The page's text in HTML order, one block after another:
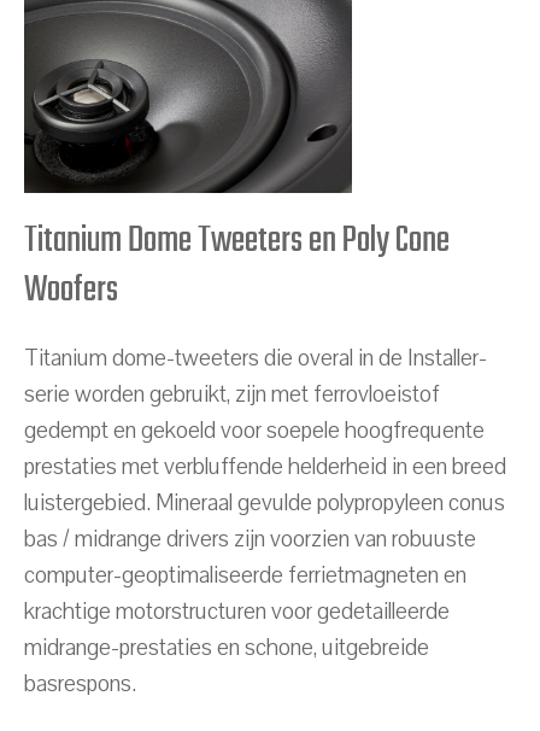
Titanium Dome Tweeters en Poly Cone
Woofers
Titanium dome-tweeters die overal in de Installer-
serie worden gebruikt, zijn met ferrovloeistof
gedempt en gekoeld voor soepele hoogfrequente
prestaties met verbluffende helderheid in een breed
luistergebied. Mineraal gevulde polypropyleen conus
bas / midrange drivers zijn voorzien van robuuste
computer-geoptimaliseerde ferrietmagneten en
krachtige motorstructuren voor gedetailleerde
midrange-prestaties en schone, uitgebreide
basrespons.